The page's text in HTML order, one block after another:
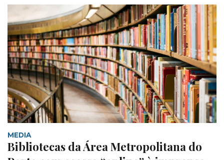
MEDIA
Bibliotecas da Área Metropolitana do